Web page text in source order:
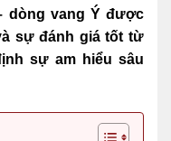
dòng vang Ý được
sự đánh giá tốt từ
sự am hiểu sâu